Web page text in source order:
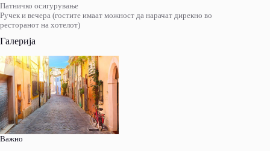
Патничко осигурување
Ручек и вечера (гостите имаат можност да нарачат дирекно во
ресторанот на хотелот)
Галерија
Важно